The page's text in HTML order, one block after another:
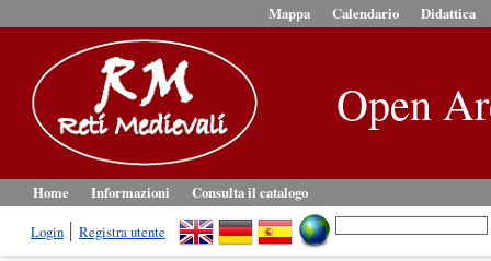
Mappa Calendario Didattica
Open
Home Informazioni
Consulta il catalogo
Login
Registra utente